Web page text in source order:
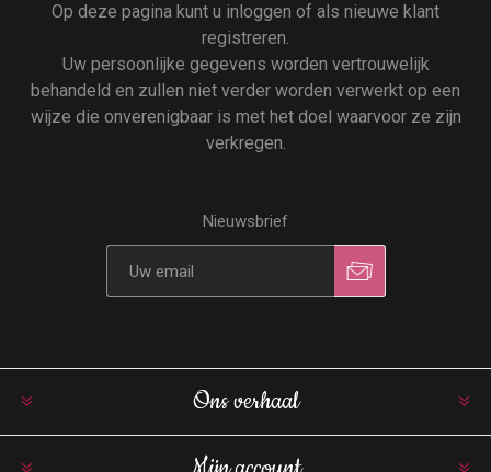
Op deze pagina kunt u inloggen of als nieuwe klant
registreren.
Uw persoonlijke gegevens worden vertrouwelijk
behandeld en zullen niet verder worden verwerkt op een
wijze die onverenigbaar is met het doel waarvoor ze zijn
verkregen.
Nieuwsbrief
Ons verhaal